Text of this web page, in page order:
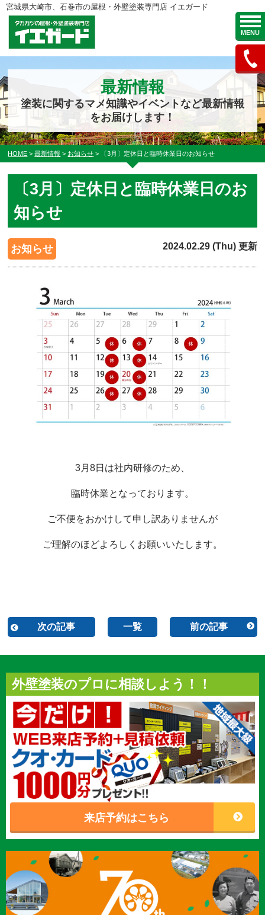
MENU
宮城県大崎市、石巻市の屋根・外壁塗装専門店 イエガード
最新情報
塗装に関するマメ知識やイベントなど最新情報
をお届けします！
HOME >最新情報 > お知らせ > 〔3月〕定休日と臨時休業日のお知らせ
〔3月〕定休日と臨時休業日のお
知らせ
お知らせ 2024.02.29 (Thu) 更新
3月8日は社内研修のため、
臨時休業となっております。
ご不便をおかけして申し訳ありませんが
ご理解のほどよろしくお願いいたします。
次の記事 一覧 前の記事
外壁塗装のプロに相談しよう！！
来店予約はこちら